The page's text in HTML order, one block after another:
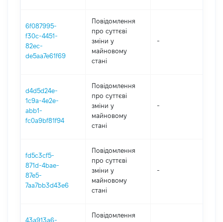
6f087995-
f30c-4451-
82ec-
de5aa7e61f69
Повідомлення
про суттєві
зміни y
майновому
стані
-
d4d5d24e-
1c9a-4e2e-
abb1-
fc0a9bf81f94
Повідомлення
про суттєві
зміни y
майновому
стані
-
fd5c3cf5-
871d-4bae-
87e5-
7aa7bb3d43e6
Повідомлення
про суттєві
зміни y
майновому
стані
-
43a913a6-
Повідомлення